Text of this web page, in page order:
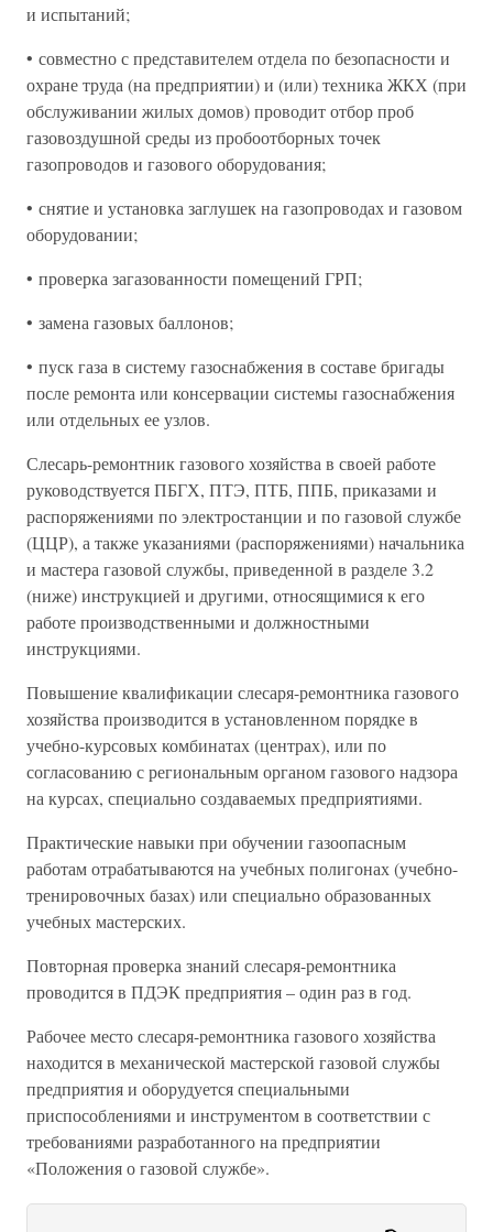
и испытаний;
• совместно с представителем отдела по безопасности и
охране труда (на предприятии) и (или) техника ЖКХ (при
обслуживании жилых домов) проводит отбор проб
газовоздушной среды из пробоотборных точек
газопроводов и газового оборудования;
• снятие и установка заглушек на газопроводах и газовом
оборудовании;
• проверка загазованности помещений ГРП;
• замена газовых баллонов;
• пуск газа в систему газоснабжения в составе бригады
после ремонта или консервации системы газоснабжения
или отдельных ее узлов.
Слесарь-ремонтник газового хозяйства в своей работе
руководствуется ПБГХ, ПТЭ, ПТБ, ППБ, приказами и
распоряжениями по электростанции и по газовой службе
(ЦЦР), а также указаниями (распоряжениями) начальника
и мастера газовой службы, приведенной в разделе 3.2
(ниже) инструкцией и другими, относящимися к его
работе производственными и должностными
инструкциями.
Повышение квалификации слесаря-ремонтника газового
хозяйства производится в установленном порядке в
учебно-курсовых комбинатах (центрах), или по
согласованию с региональным органом газового надзора
на курсах, специально создаваемых предприятиями.
Практические навыки при обучении газоопасным
работам отрабатываются на учебных полигонах (учебно-
тренировочных базах) или специально образованных
учебных мастерских.
Повторная проверка знаний слесаря-ремонтника
проводится в ПДЭК предприятия – один раз в год.
Рабочее место слесаря-ремонтника газового хозяйства
находится в механической мастерской газовой службы
предприятия и оборудуется специальными
приспособлениями и инструментом в соответствии с
требованиями разработанного на предприятии
«Положения о газовой службе».